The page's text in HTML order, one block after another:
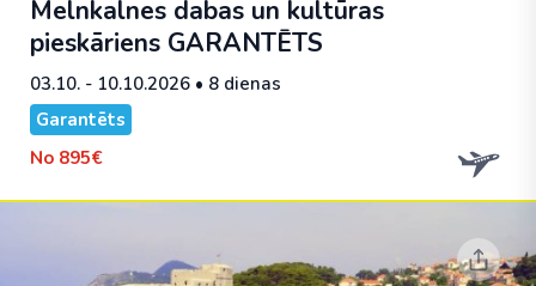
Melnkalnes dabas un kultūras
pieskāriens GARANTĒTS
03.10. - 10.10.2026 • 8 dienas
Garantēts
No 895€